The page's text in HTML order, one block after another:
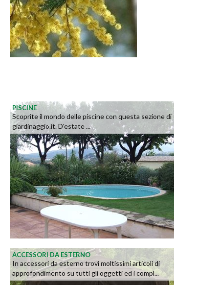
PISCINE
Scoprite il mondo delle piscine con questa sezione di
giardinaggio.it. D'estate ...
ACCESSORI DA ESTERNO
In accessori da esterno trovi moltissimi articoli di
approfondimento su tutti gli oggetti ed i compl...